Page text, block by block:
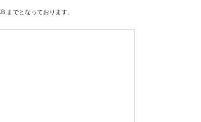
までとなっております。